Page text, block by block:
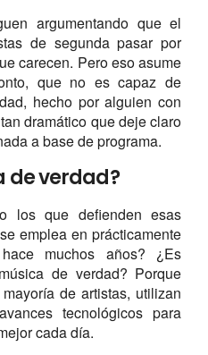
argumentando que el
de segunda pasar por
carecen. Pero eso asume
que no es capaz de
hecho por alguien con
dramático que deje claro
a base de programa.
de verdad?
los que defienden esas
emplea en prácticamente
muchos años? ¿Es
música de verdad? Porque
de artistas, utilizan
tecnológicos para
cada día.